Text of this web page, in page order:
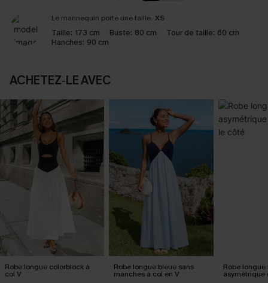
Le mannequin porte une taille: XS
Taille: 173 cm Buste: 80 cm Tour de taille: 60 cm
Hanches: 90 cm
ACHETEZ‑LE AVEC
Robe longue colorblock à
col V
Robe longue bleue sans
manches à col en V
Robe longue
asymétrique
le côté